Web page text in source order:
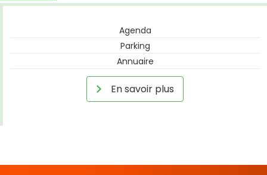
Agenda
Parking
Annuaire
En savoir plus